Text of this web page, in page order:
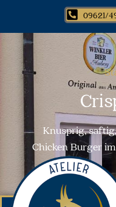
09621/
Knusprig,
Chicken Burger